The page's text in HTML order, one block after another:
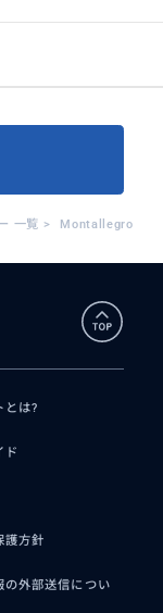
一覧 > Montallegro
とは?
ド
護方針
の外部送信につい